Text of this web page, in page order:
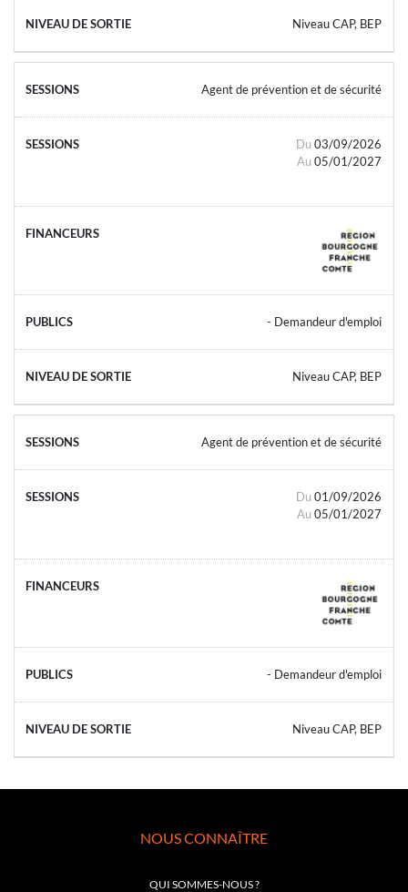
Niveau CAP, BEP
Agent de prévention et de sécurité
Du 03/09/2026
Au 05/01/2027
- Demandeur d'emploi
Niveau CAP, BEP
Agent de prévention et de sécurité
Du 01/09/2026
Au 05/01/2027
- Demandeur d'emploi
Niveau CAP, BEP
NOUS CONNAÎTRE
QUI SOMMES-NOUS ?